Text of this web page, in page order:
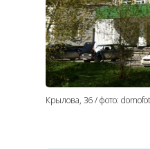
Крылова, 36 / фото: